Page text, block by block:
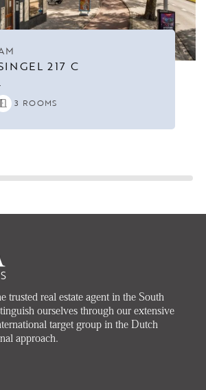
217 C
3 ROOMS
trusted real estate agent in the South
ourselves through our extensive
target group in the Dutch
approach.